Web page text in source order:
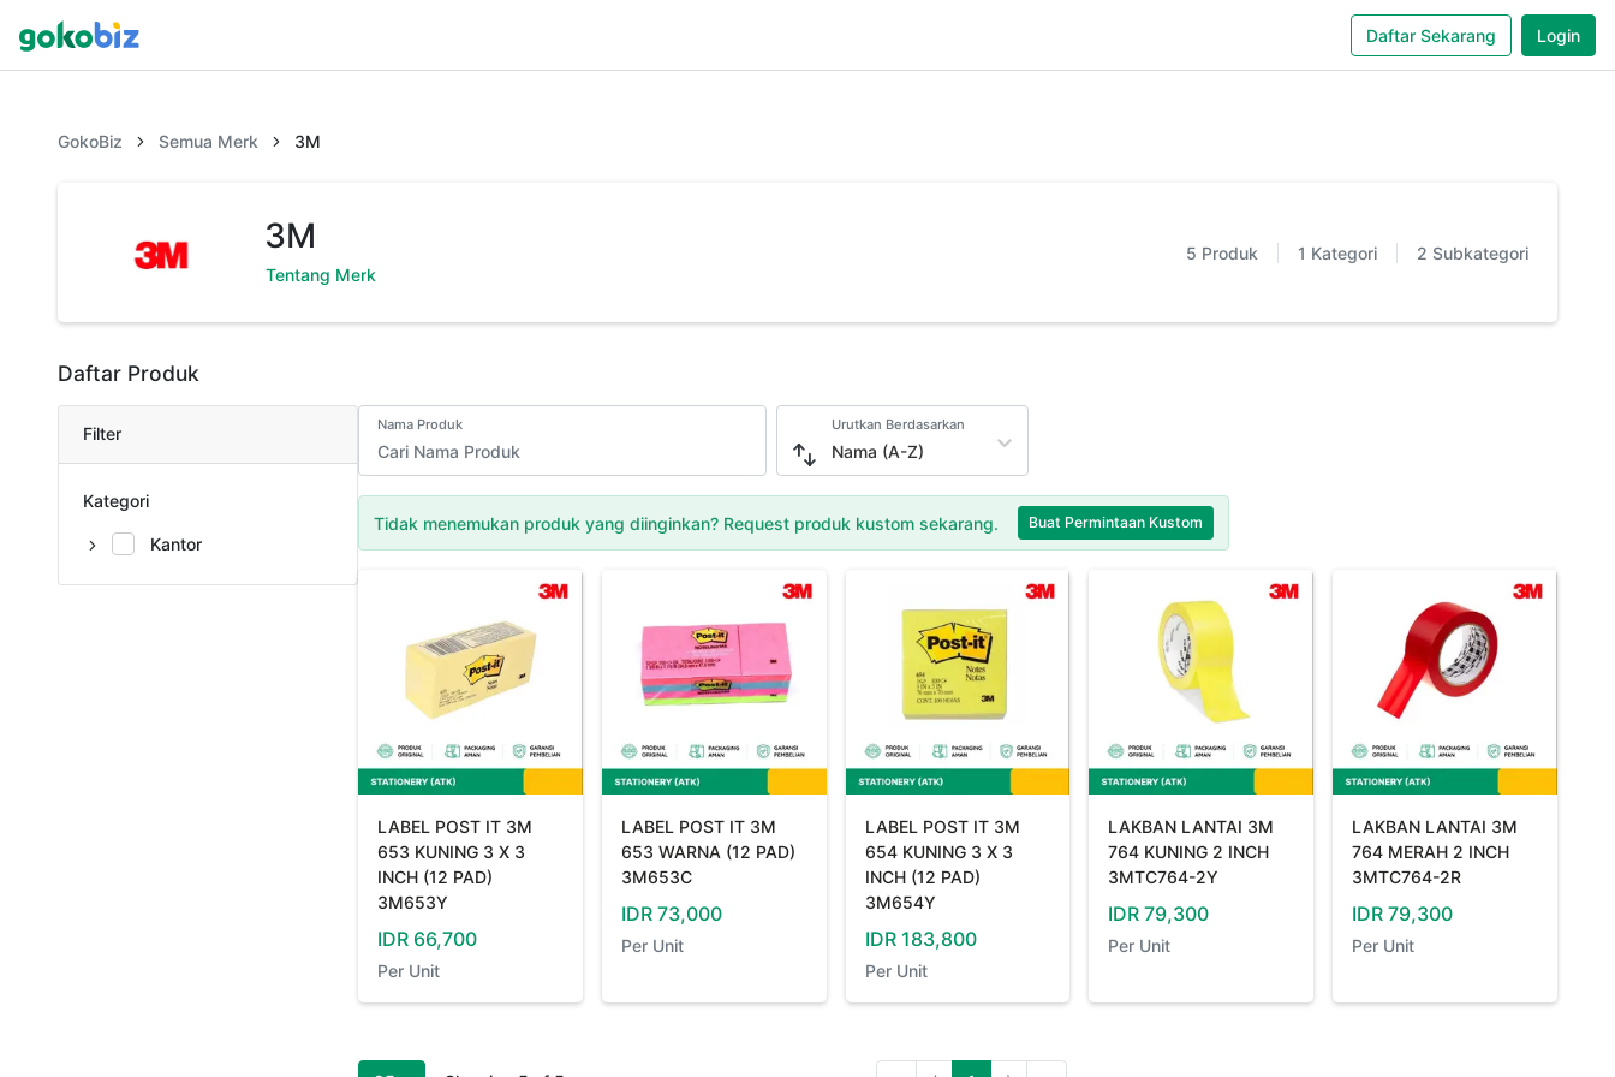
Daftar Sekarang Login
GokoBiz Semua Merk 3M
3M
Tentang Merk
5 Produk 1 Kategori 2 Subkategori
Daftar Produk
Filter
Kategori
Kantor
Nama Produk Urutkan Berdasarkan
Nama (A-Z)
Tidak menemukan produk yang diinginkan? Request produk kustom sekarang. Buat Permintaan Kustom
LABEL POST IT 3M
653 KUNING 3 X 3
INCH (12 PAD)
3M653Y
IDR 66,700
Per Unit
LABEL POST IT 3M
653 WARNA (12 PAD)
3M653C
IDR 73,000
Per Unit
LABEL POST IT 3M
654 KUNING 3 X 3
INCH (12 PAD)
3M654Y
IDR 183,800
Per Unit
LAKBAN LANTAI 3M
764 KUNING 2 INCH
3MTC764-2Y
IDR79,300
Per Unit
LAKBAN LANTAI 3M
764 MERAH 2 INCH
3MTC764-2R
IDR79,300
Per Unit